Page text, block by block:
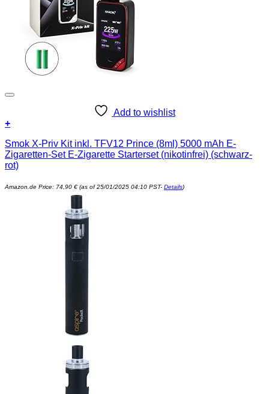
Add to wishlist
+
Smok X-Priv Kit inkl. TFV12 Prince (8ml) 5000 mAh E-
Zigaretten-Set E-Zigarette Starterset (nikotinfrei) (schwarz-
rot)
Amazon.de Price: 74,90 € (as of 25/01/2025 04:10 PST- Details)